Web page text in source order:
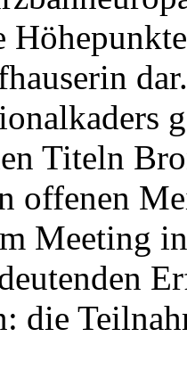
Titeln
offenen
Meeting
die